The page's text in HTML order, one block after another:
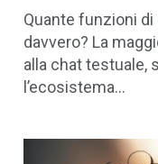
Quante funzioni di
davvero? La
alla chat testuale,
l’ecosistema…